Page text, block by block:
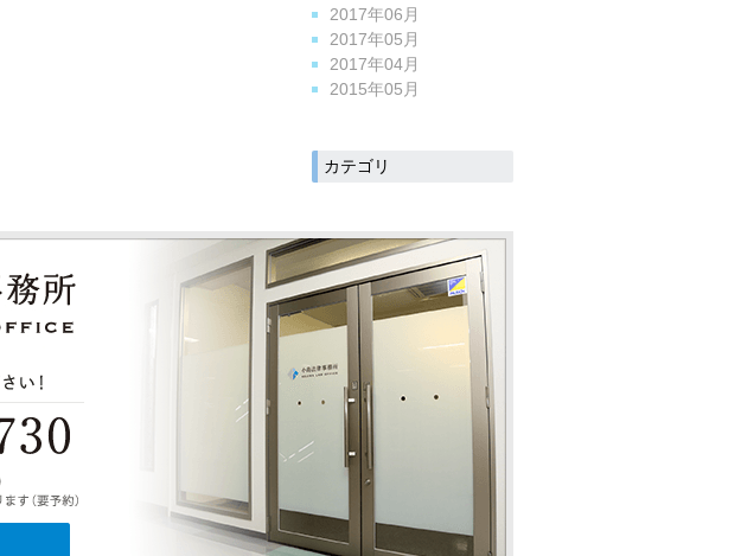
2017年06月
2017年05月
2017年04月
2015年05月
カテゴリ